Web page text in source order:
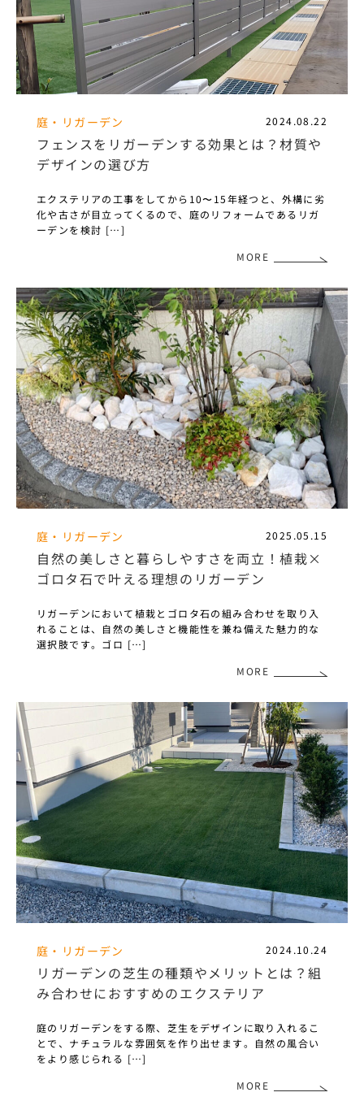
庭・リガーデン 2024.08.22
フェンスをリガーデンする効果とは？材質や
デザインの選び方
エクステリアの工事をしてから10〜15年経つと、外構に劣
化や古さが目立ってくるので、庭のリフォームであるリガ
ーデンを検討 […]
MORE
庭・リガーデン 2025.05.15
自然の美しさと暮らしやすさを両立！植栽×
ゴロタ石で叶える理想のリガーデン
リガーデンにおいて植栽とゴロタ石の組み合わせを取り入
れることは、自然の美しさと機能性を兼ね備えた魅力的な
選択肢です。ゴロ […]
MORE
庭・リガーデン 2024.10.24
リガーデンの芝生の種類やメリットとは？組
み合わせにおすすめのエクステリア
庭のリガーデンをする際、芝生をデザインに取り入れるこ
とで、ナチュラルな雰囲気を作り出せます。自然の風合い
をより感じられる […]
MORE